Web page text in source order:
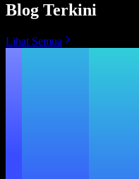
Blog Terkini
Lihat Semua